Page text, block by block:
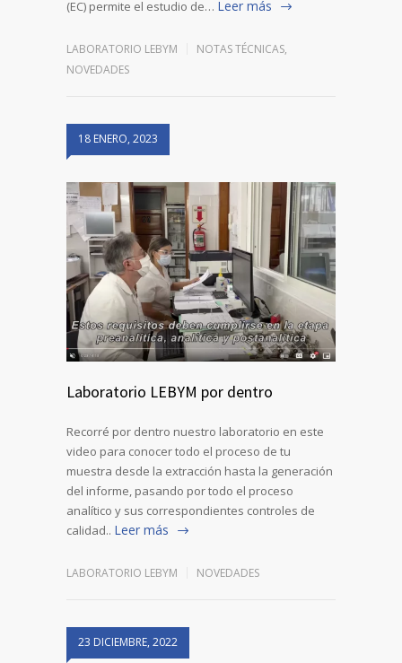
(EC) permite el estudio de… Leer más
LABORATORIO LEBYM NOTAS TÉCNICAS,
NOVEDADES
18 ENERO, 2023
Laboratorio LEBYM por dentro
Recorré por dentro nuestro laboratorio en este
video para conocer todo el proceso de tu
muestra desde la extracción hasta la generación
del informe, pasando por todo el proceso
analítico y sus correspondientes controles de
calidad.. Leer más
LABORATORIO LEBYM NOVEDADES
23 DICIEMBRE, 2022